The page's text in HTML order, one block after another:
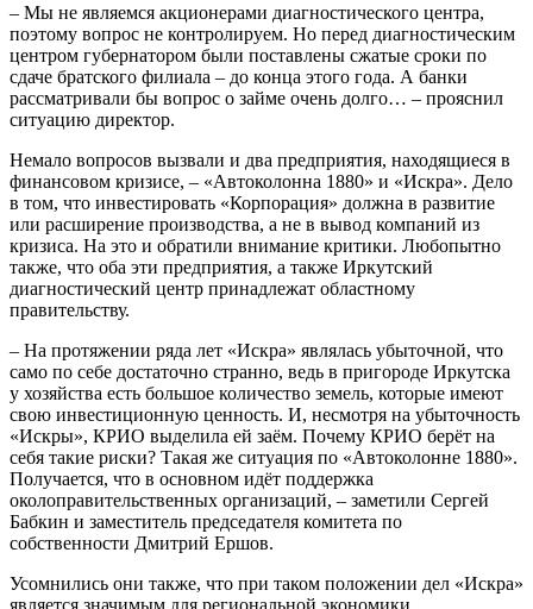
– Мы не являемся акционерами диагностического центра,
поэтому вопрос не контролируем. Но перед диагностическим
центром губернатором были поставлены сжатые сроки по
сдаче братского филиала – до конца этого года. А банки
рассматривали бы вопрос о займе очень долго… – прояснил
ситуацию директор.
Немало вопросов вызвали и два предприятия, находящиеся в
финансовом кризисе, – «Автоколонна 1880» и «Искра». Дело
в том, что инвестировать «Корпорация» должна в развитие
или расширение производства, а не в вывод компаний из
кризиса. На это и обратили внимание критики. Любопытно
также, что оба эти предприятия, а также Иркутский
диагностический центр принадлежат областному
правительству.
– На протяжении ряда лет «Искра» являлась убыточной, что
само по себе достаточно странно, ведь в пригороде Иркутска
у хозяйства есть большое количество земель, которые имеют
свою инвестиционную ценность. И, несмотря на убыточность
«Искры», КРИО выделила ей заём. Почему КРИО берёт на
себя такие риски? Такая же ситуация по «Автоколонне 1880».
Получается, что в основном идёт поддержка
околоправительственных организаций, – заметили Сергей
Бабкин и заместитель председателя комитета по
собственности Дмитрий Ершов.
Усомнились они также, что при таком положении дел «Искра»
является значимым для региональной экономики